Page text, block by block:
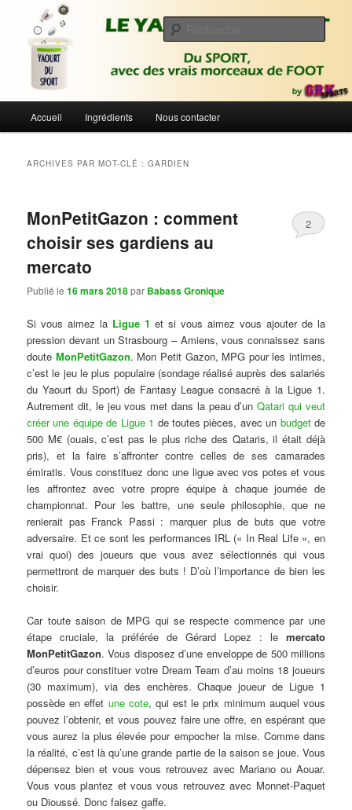
contenu
contenu
secondaireLe Yaourt du Sport
Du sport avec des vrais morceaux de foot | Gronique's Sports Blog
principal
Accueil Ingrédients Nous contacter
ARCHIVES PAR MOT-CLÉ :GARDIEN
MonPetitGazon : comment
choisir ses gardiens au
mercato
Publié le16 mars 2018par Babass Gronique
2
Si vous aimez la Ligue 1 et si vous aimez vous ajouter de la
pression devant un Strasbourg – Amiens, vous connaissez sans
doute MonPetitGazon. Mon Petit Gazon, MPG pour les intimes,
c’est le jeu le plus populaire (sondage réalisé auprès des salariés
du Yaourt du Sport) de Fantasy League consacré à la Ligue 1.
Autrement dit, le jeu vous met dans la peau d’unQatari qui veut
créer une équipe de Ligue 1 de toutes pièces, avec un budgetde
500 M€ (ouais, c’est pas le plus riche des Qataris, il était déjà
pris), et la faire s’affronter contre celles de ses camarades
émiratis. Vous constituez donc une ligue avec vos potes et vous
les affrontez avec votre propre équipe à chaque journée de
championnat. Pour les battre, une seule philosophie, que ne
renierait pas Franck Passi : marquer plus de buts que votre
adversaire. Et ce sont les performances IRL (« In Real Life », en
vrai quoi) des joueurs que vous avez sélectionnés qui vous
permettront de marquer des buts ! D’où l’importance de bien les
choisir.
Car toute saison de MPG qui se respecte commence par une
étape cruciale, la préférée de Gérard Lopez : le mercato
MonPetitGazon. Vous disposez d’une enveloppe de 500 millions
d’euros pour constituer votre Dream Team d’au moins 18 joueurs
(30 maximum), via des enchères. Chaque joueur de Ligue 1
possède en effet une cote, qui est le prix minimum auquel vous
pouvez l’obtenir, et vous pouvez faire une offre, en espérant que
vous aurez la plus élevée pour empocher la mise. Comme dans
la réalité, c’est là qu’une grande partie de la saison se joue. Vous
dépensez bien et vous vous retrouvez avec Mariano ou Aouar.
Vous vous plantez et vous vous retrouvez avec Monnet-Paquet
ou Dioussé. Donc faisez gaffe.